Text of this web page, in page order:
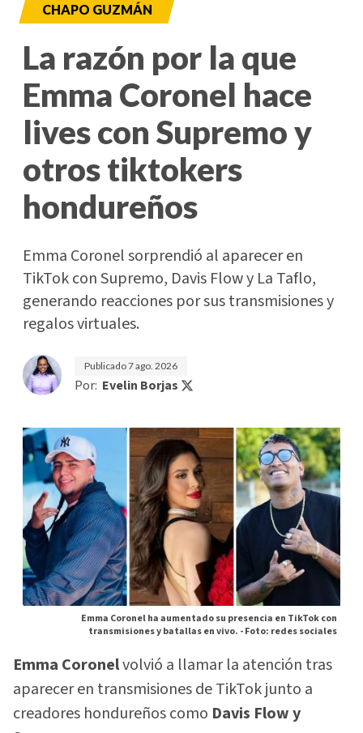
CHAPO GUZMÁN
La razón por la que
Emma Coronel hace
lives con Supremo y
otros tiktokers
hondureños
Emma Coronel sorprendió al aparecer en
TikTok con Supremo, Davis Flow y La Taflo,
generando reacciones por sus transmisiones y
regalos virtuales.
Publicado7 ago. 2026
Por: Evelin Borjas
Emma Coronel ha aumentado su presencia en TikTok con
transmisiones y batallas en vivo. -Foto: redes sociales
Emma Coronelvolvió a llamar la atención tras
aparecer en transmisiones de TikTok junto a
creadores hondureños como Davis Flow y